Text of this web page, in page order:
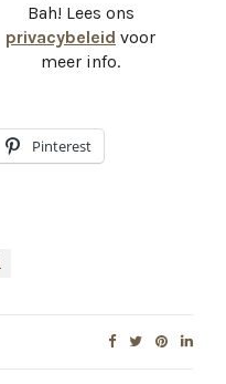
Bah! Lees ons
privacybeleid voor
meer info.
Pinterest